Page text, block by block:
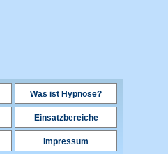
Was ist Hypnose?
Einsatzbereiche
Impressum